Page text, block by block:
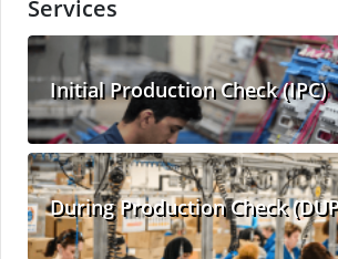
Services
Initial Production Check (IPC)
During Production Check